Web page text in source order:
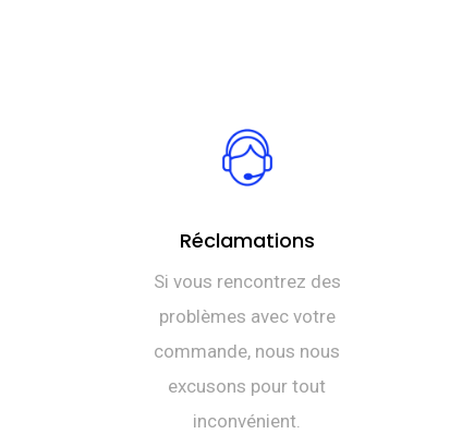
Réclamations
Si vous rencontrez des
problèmes avec votre
commande, nous nous
excusons pour tout
inconvénient.